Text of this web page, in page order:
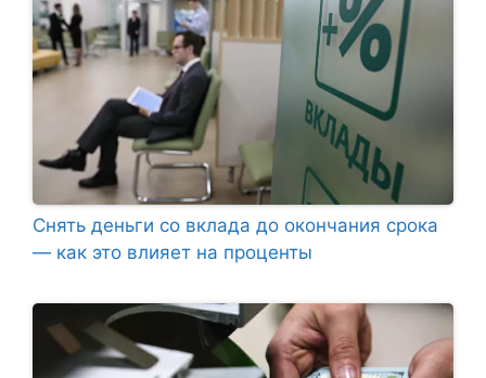
Снять деньги со вклада до окончания срока
— как это влияет на проценты